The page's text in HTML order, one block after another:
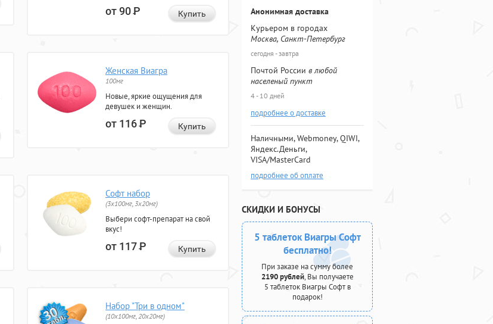
от 90Р Купить
Женская Виагра
100мг
Новые, яркие ощущения для
девушек и женщин.
от 116Р Купить
Софт набор
(3x100мг, 3x20мг)
Выбери софт-препарат на свой
вкус!
от 117Р Купить
Набор "Три в одном"
(10x100мг, 20x20мг)
Анонимная доставка
Курьером в городах
Москва, Санкт-Петербург
сегодня - завтра
Почтой России в любой
населеный пункт
4 - 10 дней
подробнее о доставке
Наличными, Webmoney, QIWI,
Яндекс.Деньги,
VISA/MasterCard
подробнее об оплате
СКИДКИ И БОНУСЫ
5 таблеток Виагры Софт
бесплатно!
При заказе на сумму более
2190 рублей, Вы получаете
5 таблеток Виагры Софт в
подарок!